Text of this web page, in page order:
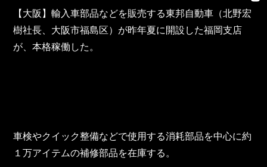
DX
World Parts Co., Ltd.
【大阪】輸入車部品などを販売する東邦自動車（北野宏
樹社長、大阪市福島区）が昨年夏に開設した福岡支店
が、本格稼働した。
車検やクイック整備などで使用する消耗部品を中心に約
１万アイテムの補修部品を在庫する。